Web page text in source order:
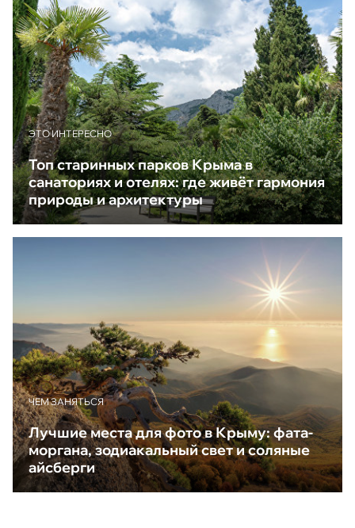
ЭТО ИНТЕРЕСНО
Топ старинных парков Крыма в
санаториях и отелях: где живёт гармония
природы и архитектуры
ЧЕМ ЗАНЯТЬСЯ
Лучшие места для фото в Крыму: фата-
моргана, зодиакальный свет и соляные
айсберги